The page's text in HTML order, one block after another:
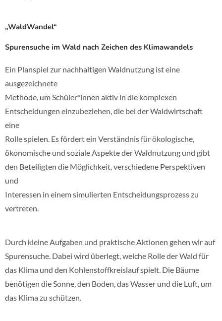
„WaldWandel“
Spurensuche im Wald nach Zeichen des Klimawandels
Ein Planspiel zur nachhaltigen Waldnutzung ist eine
ausgezeichnete
Methode, um Schüler*innen aktiv in die komplexen
Entscheidungen einzubeziehen, die bei der Waldwirtschaft
eine
Rolle spielen. Es fördert ein Verständnis für ökologische,
ökonomische und soziale Aspekte der Waldnutzung und gibt
den Beteiligten die Möglichkeit, verschiedene Perspektiven
und
Interessen in einem simulierten Entscheidungsprozess zu
vertreten.
Durch kleine Aufgaben und praktische Aktionen gehen wir auf
Spurensuche. Dabei wird überlegt, welche Rolle der Wald für
das Klima und den Kohlenstoffkreislauf spielt. Die Bäume
benötigen die Sonne, den Boden, das Wasser und die Luft, um
das Klima zu schützen.